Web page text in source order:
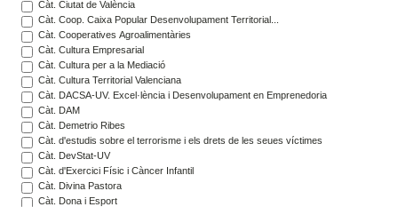
Càt. Ciutat de València
Càt. Coop. Caixa Popular Desenvolupament Territorial...
Càt. Cooperatives Agroalimentàries
Càt. Cultura Empresarial
Càt. Cultura per a la Mediació
Càt. Cultura Territorial Valenciana
Càt. DACSA-UV. Excel·lència i Desenvolupament en Emprenedoria
Càt. DAM
Càt. Demetrio Ribes
Càt. d'estudis sobre el terrorisme i els drets de les seues víctimes
Càt. DevStat-UV
Càt. d'Exercici Físic i Càncer Infantil
Càt. Divina Pastora
Càt. Dona i Esport